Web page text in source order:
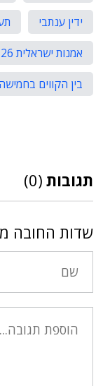
ידין ענתבי
אמנות ישראלית 26
בין הקווים
תגובות (0)
שדות החובה